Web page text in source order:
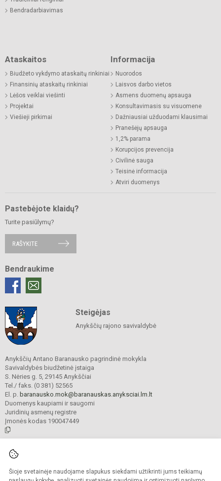
Šioje svetainėje naudojame slapukus siekdami užtikrinti jums teikiamų
Bendradarbiavimas
Ataskaitos
Biudžeto vykdymo ataskaitų rinkiniai
Finansinių ataskaitų rinkiniai
Lėšos veiklai viešinti
Projektai
Viešieji pirkimai
Informacija
Nuorodos
Laisvos darbo vietos
Asmens duomenų apsauga
Konsultavimasis su visuomene
Dažniausiai užduodami klausimai
Pranešėjų apsauga
1,2% parama
Korupcijos prevencija
Civilinė sauga
Teisinė informacija
Atviri duomenys
Pastebėjote klaidų?
Turite pasiūlymų?
RAŠYKITE
Bendraukime
Steigėjas
Anykščių rajono savivaldybė
Anykščių Antano Baranausko pagrindinė mokykla
Savivaldybės biudžetinė įstaiga
S. Nėries g. 5, 29145 Anykščiai
Tel./ faks. (0 381) 52565
El. p. baranausko.mok@baranauskas.anyksciai.lm.lt
Duomenys kaupiami ir saugomi
Juridinių asmenų registre
Įmonės kodas 190047449
Kopijuoti turinį be raštiško mokyklos administracijos sutikimo griežtai
draudžiama.